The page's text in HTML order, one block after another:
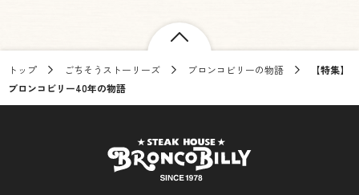
トップ ごちそうストーリーズ ブロンコビリーの物語
【特集】
ブロンコビリー40年の物語